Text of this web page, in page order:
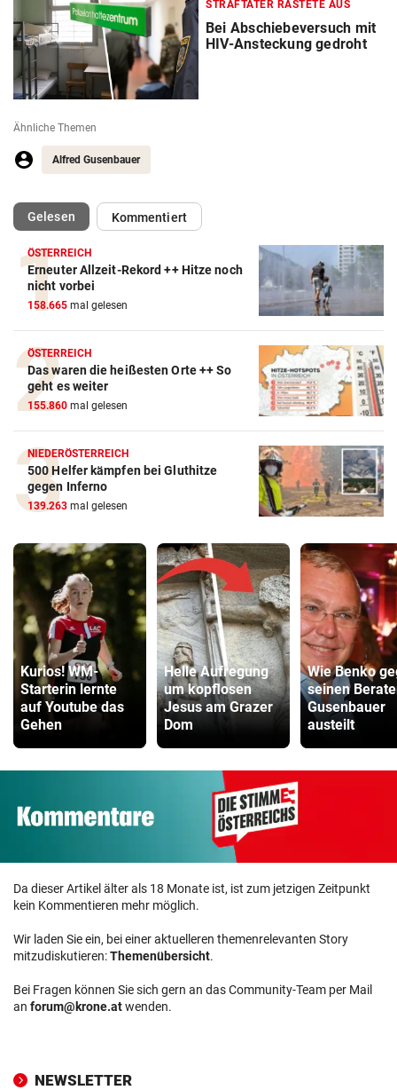
STRAFTÄTER RASTETE AUS
Bei Abschiebeversuch mit
HIV-Ansteckung gedroht
Ähnliche Themen
Alfred Gusenbauer
Gelesen(ausgewählt)Kommentiert
ÖSTERREICH
Erneuter Allzeit-Rekord ++ Hitze noch
nicht vorbei
158.665 mal gelesen
ÖSTERREICH
Das waren die heißesten Orte ++ So
geht es weiter
155.860 mal gelesen
NIEDERÖSTERREICH
500 Helfer kämpfen bei Gluthitze
gegen Inferno
139.263 mal gelesen
Kurios! WM-
Starterin lernte
auf Youtube das
Gehen
Helle Aufregung
um kopflosen
Jesus am Grazer
Dom
Wie Benko
seinen
Gusenbauer
austeilt
Da dieser Artikel älter als 18 Monate ist, ist zum jetzigen Zeitpunkt
kein Kommentieren mehr möglich.
Wir laden Sie ein, bei einer aktuelleren themenrelevanten Story
mitzudiskutieren:Themenübersicht.
Bei Fragen können Sie sich gern an das Community-Team per Mail
an forum@krone.atwenden.
NEWSLETTER